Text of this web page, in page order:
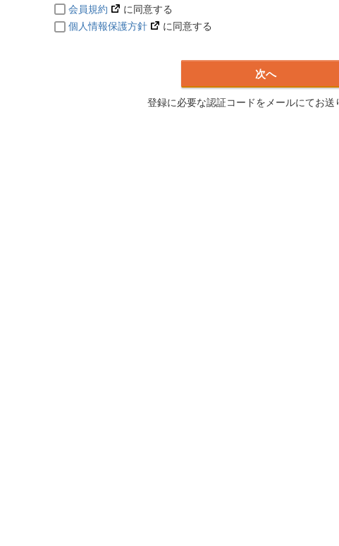
会員規約
に同意する
個人情報保護方針
に同意する
次へ
登録に必要な認証コードをメールにてお送